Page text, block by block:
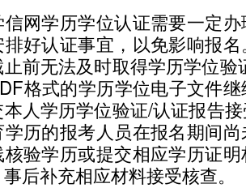
学历学位认证需要一定办
好认证事宜，以免影响报
前无法及时取得学历学位验
格式的学历学位电子文件
人学历学位验证/认证报告
学历的报考人员在报名期间
验学历或提交相应学历证
后补充相应材料接受核查。